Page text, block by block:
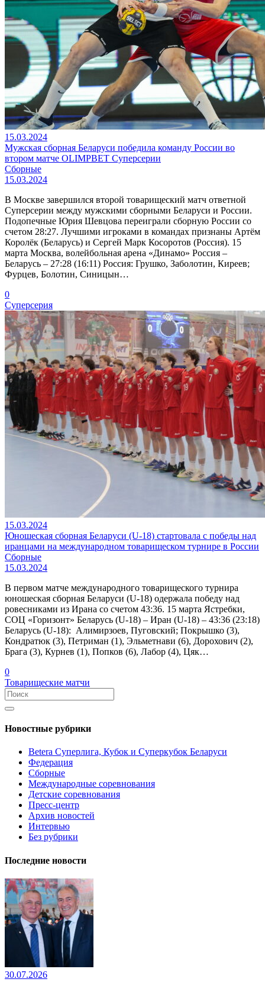
15.03.2024
Мужская сборная Беларуси победила команду России во
втором матче OLIMPBET Суперсерии
Сборные
15.03.2024
В Москве завершился второй товарищеский матч ответной
Суперсерии между мужскими сборными Беларуси и России.
Подопечные Юрия Шевцова переиграли сборную России со
счетом 28:27. Лучшими игроками в командах признаны Артём
Королёк (Беларусь) и Сергей Марк Косоротов (Россия). 15
марта Москва, волейбольная арена «Динамо» Россия –
Беларусь – 27:28 (16:11) Россия: Грушко, Заболотин, Киреев;
Фурцев, Болотин, Синицын…
0
Суперсерия
15.03.2024
Юношеская сборная Беларуси (U-18) стартовала с победы над
иранцами на международном товарищеском турнире в России
Сборные
15.03.2024
В первом матче международного товарищеского турнира
юношеская сборная Беларуси (U-18) одержала победу над
ровесниками из Ирана со счетом 43:36. 15 марта Ястребки,
СОЦ «Горизонт» Беларусь (U-18) – Иран (U-18) – 43:36 (23:18)
Беларусь (U-18): Алимирзоев, Пуговский; Покрышко (3),
Кондратюк (3), Петриман (1), Эльметнави (6), Дорохович (2),
Брага (3), Курнев (1), Попков (6), Лабор (4), Цяк…
0
Товарищеские матчи
Новостные рубрики
Betera Суперлига, Кубок и Суперкубок Беларуси
Федерация
Сборные
Международные соревнования
Детские соревнования
Пресс-центр
Архив новостей
Интервью
Без рубрики
Последние новости
30.07.2026